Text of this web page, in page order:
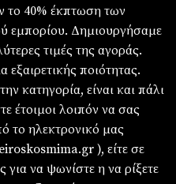
το 40% έκπτωση των
εμπορίου. Δημιουργήσαμε
τιμές της αγοράς.
εξαιρετικής ποιότητας.
κατηγορία, είναι και πάλι
έτοιμοι λοιπόν να σας
το ηλεκτρονικό μας
), είτε σε
να ψωνίστε η να ρίξετε